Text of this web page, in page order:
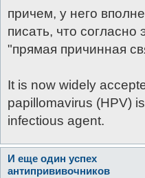
причем, у него
писать, что
"прямая причинная
It is now widely
papillomavirus (HPV)
infectious agent.
И еще один успех
антипрививочников